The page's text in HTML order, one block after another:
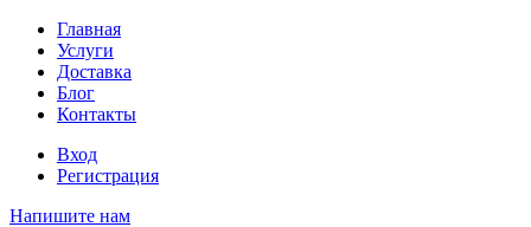
Главная
Услуги
Доставка
Блог
Контакты
Вход
Регистрация
Напишите нам